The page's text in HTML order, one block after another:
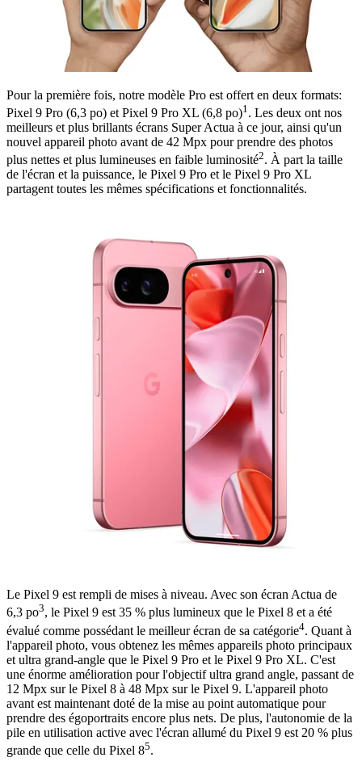
Pour la première fois, notre modèle Pro est offert en deux formats:
Pixel 9 Pro (6,3 po) et Pixel 9 Pro XL (6,8 po)1 . Les deux ont nos
meilleurs et plus brillants écrans Super Actua à ce jour, ainsi qu'un
nouvel appareil photo avant de 42 Mpx pour prendre des photos
plus nettes et plus lumineuses en faible luminosité2. À part la taille
de l'écran et la puissance, le Pixel 9 Pro et le Pixel 9 Pro XL
partagent toutes les mêmes spécifications et fonctionnalités.
Le Pixel 9 est rempli de mises à niveau. Avec son écran Actua de
6,3 po3, le Pixel 9 est 35 % plus lumineux que le Pixel 8 et a été
évalué comme possédant le meilleur écran de sa catégorie4. Quant à
l'appareil photo, vous obtenez les mêmes appareils photo principaux
et ultra grand-angle que le Pixel 9 Pro et le Pixel 9 Pro XL. C'est
une énorme amélioration pour l'objectif ultra grand angle, passant de
12 Mpx sur le Pixel 8 à 48 Mpx sur le Pixel 9. L'appareil photo
avant est maintenant doté de la mise au point automatique pour
prendre des égoportraits encore plus nets. De plus, l'autonomie de la
pile en utilisation active avec l'écran allumé du Pixel 9 est 20 % plus
grande que celle du Pixel 85.